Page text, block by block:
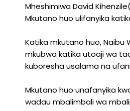
Mheshimiwa David
Mkutano huo ulifanyika
Katika mkutano huo, Naibu
mkubwa katika utoaji wa
kuboresha usalama na
Mkutano huo unafanyika
wadau mbalimbali wa